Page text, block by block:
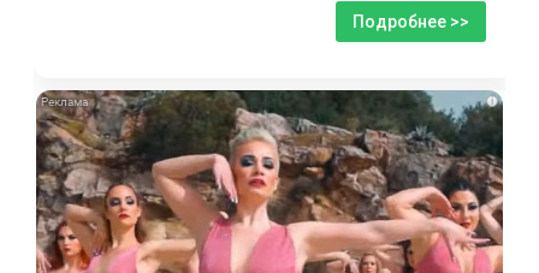
Подробнее >>
i